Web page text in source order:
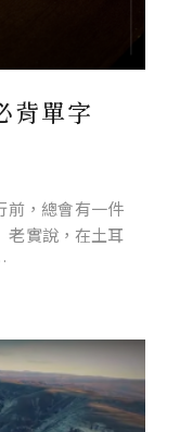
背單字
前，總會有一件
老實說，在土耳